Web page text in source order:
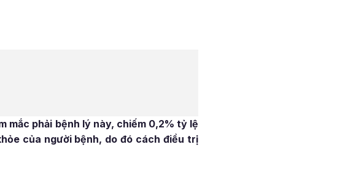
mắc phải bệnh lý này, chiếm 0,2% tỷ lệ
của người bệnh, do đó cách điều trị